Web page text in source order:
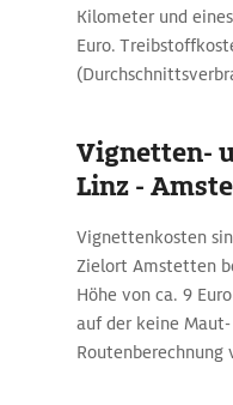
Kilometer und
Euro.
Vignetten-
Linz -
Vignettenkosten
Zielort Amstetten
Höhe von ca. 9
auf der keine
Routenberechnung